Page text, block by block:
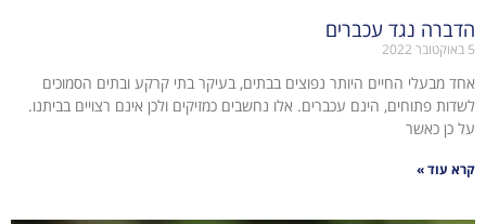
הדברה נגד עכברים
5 באוקטובר 2022
אחד מבעלי החיים היותר נפוצים בבתים, בעיקר בתי קרקע ובתים הסמוכים
לשדות פתוחים, הינם עכברים. אלו נחשבים כמזיקים ולכן אינם רצויים בביתנו.
על כן כאשר
קרא עוד »